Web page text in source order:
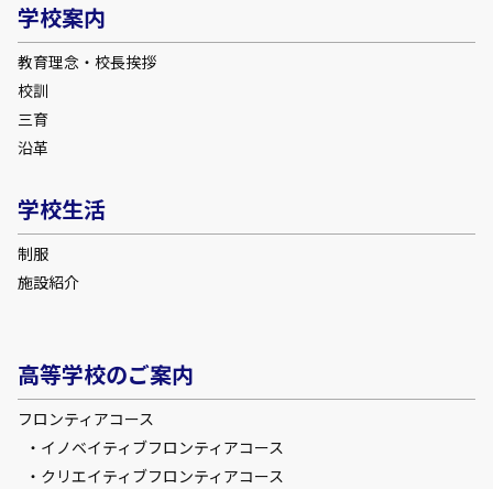
学校案内
教育理念・校長挨拶
校訓
三育
沿革
学校生活
制服
施設紹介
高等学校のご案内
フロンティアコース
イノベイティブフロンティアコース
クリエイティブフロンティアコース